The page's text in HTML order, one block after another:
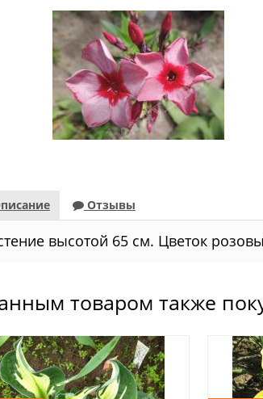
Отзывы
высотой 65 см. Цветок
товаром также